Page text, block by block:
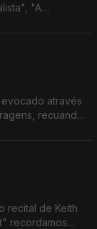
"A
através
recuando
recital de Keith
recordamos